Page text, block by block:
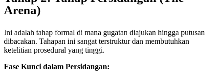
Arena)
Ini adalah tahap formal di mana gugatan diajukan hingga putusan
dibacakan. Tahapan ini sangat terstruktur dan membutuhkan
ketelitian prosedural yang tinggi.
Fase Kunci dalam Persidangan: